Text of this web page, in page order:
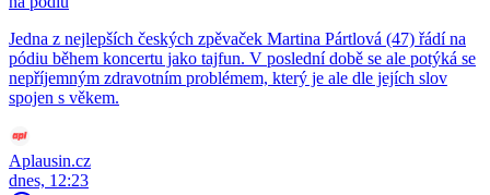
Jedna z nejlepších českých zpěvaček Martina Pártlová (47) řádí na
pódiu během koncertu jako tajfun. V poslední době se ale potýká se
nepříjemným zdravotním problémem, který je ale dle jejích slov
spojen s věkem.
Aplausin.cz
dnes, 12:23